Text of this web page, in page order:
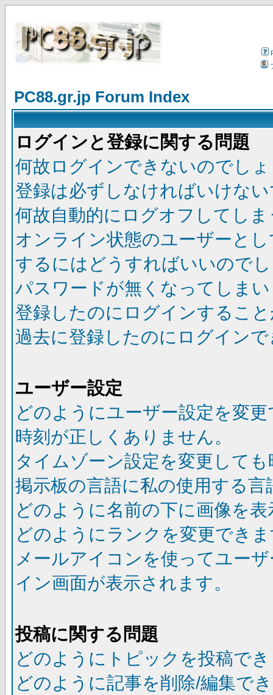
PC88.gr.jp Forum Index
ログインと登録に関する問題
何故ログインできないのでし
登録は必ずしなければいけな
何故自動的にログオフしてし
オンライン状態のユーザーと
するにはどうすればいいので
パスワードが無くなってしま
登録したのにログインするこ
過去に登録したのにログイン
ユーザー設定
どのようにユーザー設定を変
時刻が正しくありません。
タイムゾーン設定を変更して
掲示板の言語に私の使用する
どのように名前の下に画像を
どのようにランクを変更でき
メールアイコンを使ってユー
イン画面が表示されます。
投稿に関する問題
どのようにトピックを投稿で
どのように記事を削除/編集で